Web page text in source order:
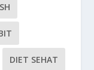
DIET SEHAT